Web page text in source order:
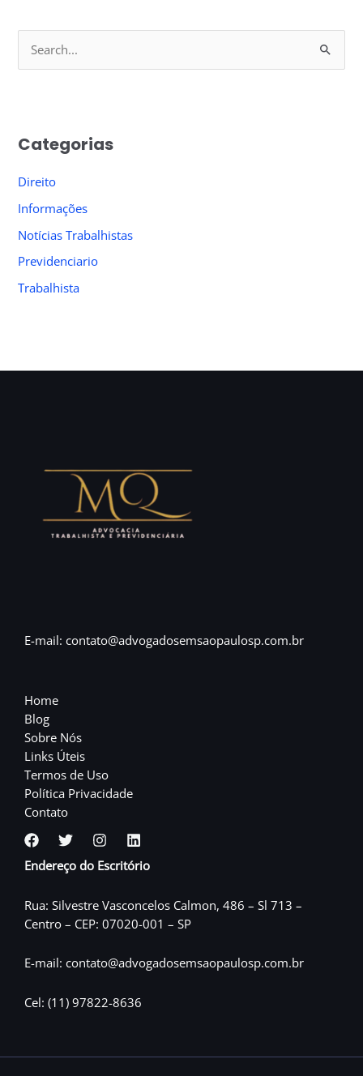
e
c
o
r
:
Categorias
Direito
Informações
Notícias Trabalhistas
Previdenciario
Trabalhista
E-mail: contato@advogadosemsaopaulosp.com.br
Home
Blog
Sobre Nós
Links Úteis
Termos de Uso
Política Privacidade
Contato
Endereço do Escritório
Rua: Silvestre Vasconcelos Calmon, 486 – Sl 713 –
Centro – CEP: 07020-001 – SP
E-mail: contato@advogadosemsaopaulosp.com.br
Cel: (11) 97822-8636